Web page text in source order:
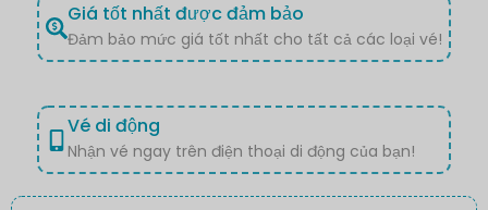
Giá tốt nhất được đảm bảo
Đảm bảo mức giá tốt nhất cho tất cả các loại vé!
Vé di động
Nhận vé ngay trên điện thoại di động của bạn!